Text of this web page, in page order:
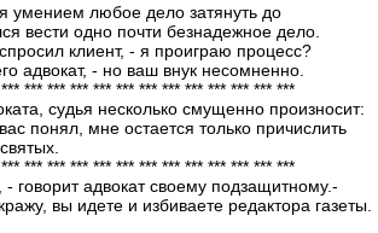
умением любое дело затянуть до
вести одно почти безнадежное дело.
клиент, - я проиграю процесс?
адвокат, - но ваш внук несомненно.
*** *** *** *** *** *** *** *** *** *** *** ***
судья несколько смущенно произносит:
понял, мне остается только причислить
*** *** *** *** *** *** *** *** *** *** *** ***
говорит адвокат своему подзащитному.-
вы идете и избиваете редактора газеты.